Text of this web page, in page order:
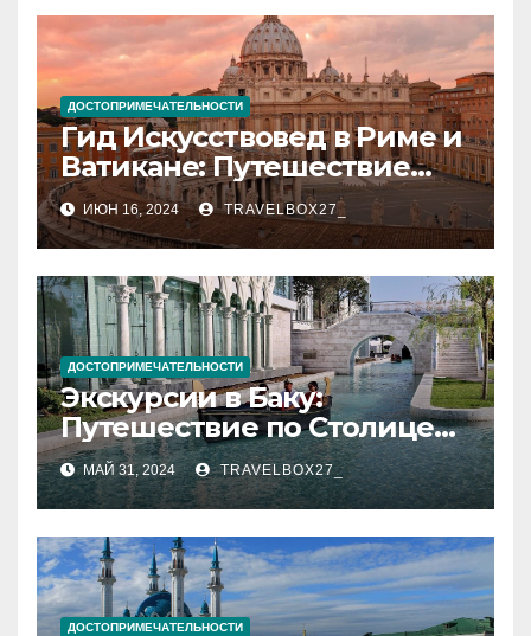
ДОСТОПРИМЕЧАТЕЛЬНОСТИ
Гид Искусствовед в Риме и
Ватикане: Путешествие
Сквозь Века Искусства
ИЮН 16, 2024 TRAVELBOX27_
ДОСТОПРИМЕЧАТЕЛЬНОСТИ
Экскурсии в Баку:
Путешествие по Столице
Азербайджана
МАЙ 31, 2024 TRAVELBOX27_
ДОСТОПРИМЕЧАТЕЛЬНОСТИ